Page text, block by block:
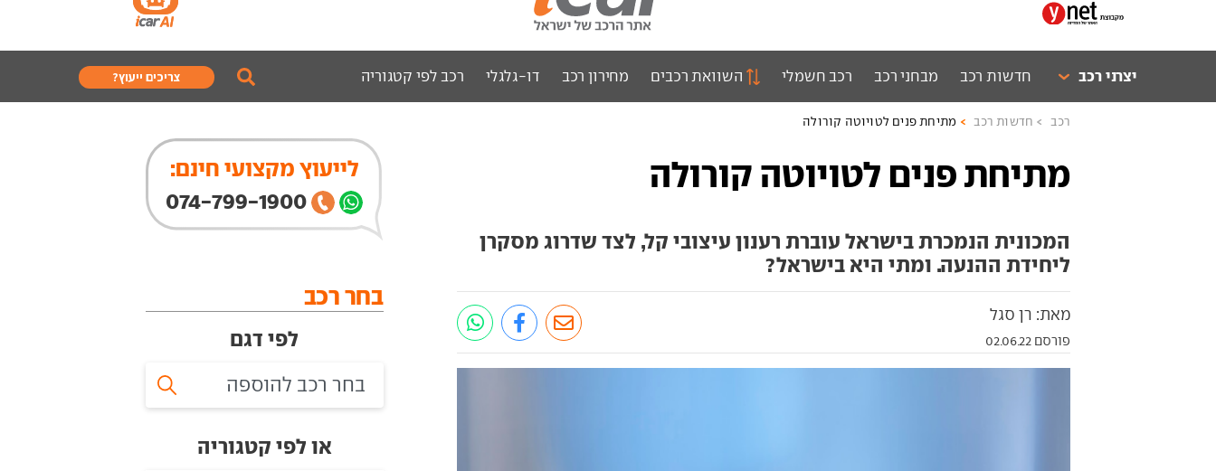
יצרני רכב חדשות רכב מבחני רכב רכב חשמלי השוואת רכבים מחירון רכב דו-גלגלי רכב לפי קטגוריה צריכים ייעוץ?
רכב חדשות רכב מתיחת פנים לטויוטה קורולה
מתיחת פנים לטויוטה קורולה
המכונית הנמכרת בישראל עוברת רענון עיצובי קל, לצד שדרוג מסקרן
ליחידת ההנעה. ומתי היא בישראל?
מאת: רן סגל
פורסם 02.06.22
לייעוץ מקצועי חינם:
074-799-1900
בחר רכב
לפי דגם
או לפי קטגוריה